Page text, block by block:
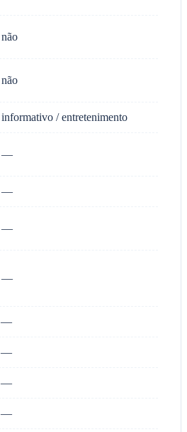
não
não
informativo / entretenimento
—
—
—
—
—
—
—
—